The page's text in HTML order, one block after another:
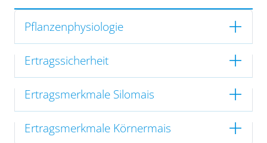
Pflanzenphysiologie
Ertragssicherheit
Ertragsmerkmale Silomais
Ertragsmerkmale Körnermais